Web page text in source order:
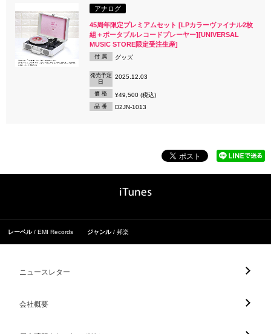
アナログ
45周年限定プレミアムセット [LPカラーヴァイナル2枚
組＋ポータブルレコードプレーヤー][UNIVERSAL
MUSIC STORE限定受注生産]
付 属 グッズ
発売予定
日
2025.12.03
価 格 ¥49,500 (税込)
品 番 D2JN-1013
レーベル EMI Records ジャンル 邦楽
ニュースレター
会社概要